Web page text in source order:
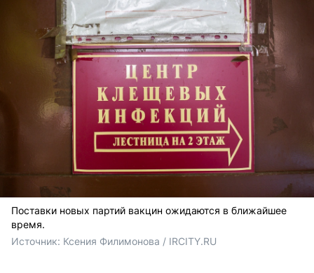
Поставки новых партий вакцин ожидаются в ближайшее
время.
Источник: Ксения Филимонова / IRCITY.RU